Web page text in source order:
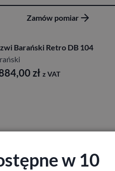
Zamów pomiar
Barański Retro DB 104
zł z VAT
Zobaczw 10